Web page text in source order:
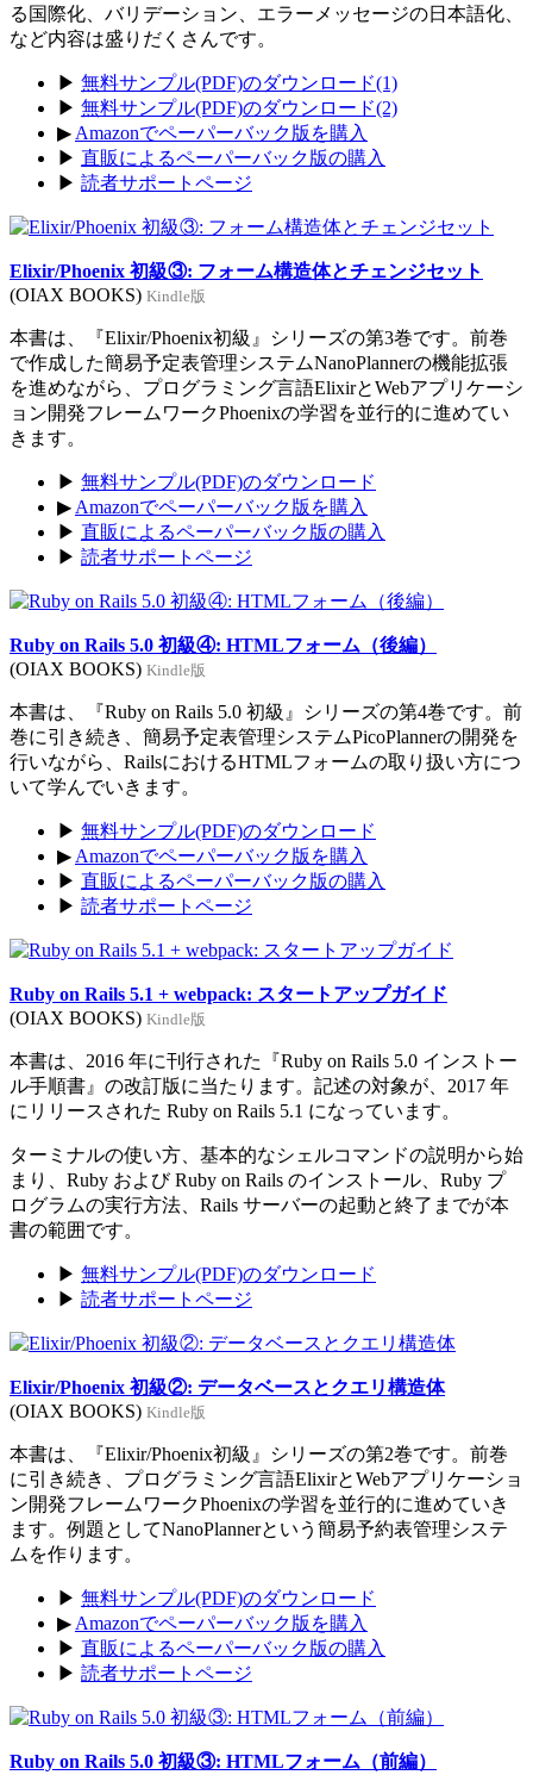
る国際化、バリデーション、エラーメッセージの日本語化、
など内容は盛りだくさんです。
▶ 無料サンプル(PDF)のダウンロード(1)
▶ 無料サンプル(PDF)のダウンロード(2)
▶ Amazonでペーパーバック版を購入
▶ 直販によるペーパーバック版の購入
▶ 読者サポートページ
Elixir/Phoenix 初級③: フォーム構造体とチェンジセット
(OIAX BOOKS) Kindle版
本書は、『Elixir/Phoenix初級』シリーズの第3巻です。前巻
で作成した簡易予定表管理システムNanoPlannerの機能拡張
を進めながら、プログラミング言語ElixirとWebアプリケーシ
ョン開発フレームワークPhoenixの学習を並行的に進めてい
きます。
▶ 無料サンプル(PDF)のダウンロード
▶ Amazonでペーパーバック版を購入
▶ 直販によるペーパーバック版の購入
▶ 読者サポートページ
Ruby on Rails 5.0 初級④: HTMLフォーム（後編）
(OIAX BOOKS) Kindle版
本書は、『Ruby on Rails 5.0 初級』シリーズの第4巻です。前
巻に引き続き、簡易予定表管理システムPicoPlannerの開発を
行いながら、RailsにおけるHTMLフォームの取り扱い方につ
いて学んでいきます。
▶ 無料サンプル(PDF)のダウンロード
▶ Amazonでペーパーバック版を購入
▶ 直販によるペーパーバック版の購入
▶ 読者サポートページ
Ruby on Rails 5.1 + webpack: スタートアップガイド
(OIAX BOOKS) Kindle版
本書は、2016 年に刊行された『Ruby on Rails 5.0 インストー
ル手順書』の改訂版に当たります。記述の対象が、2017 年
にリリースされた Ruby on Rails 5.1 になっています。
ターミナルの使い方、基本的なシェルコマンドの説明から始
まり、Ruby および Ruby on Rails のインストール、Ruby プ
ログラムの実行方法、Rails サーバーの起動と終了までが本
書の範囲です。
▶ 無料サンプル(PDF)のダウンロード
▶ 読者サポートページ
Elixir/Phoenix 初級②: データベースとクエリ構造体
(OIAX BOOKS) Kindle版
本書は、『Elixir/Phoenix初級』シリーズの第2巻です。前巻
に引き続き、プログラミング言語ElixirとWebアプリケーショ
ン開発フレームワークPhoenixの学習を並行的に進めていき
ます。例題としてNanoPlannerという簡易予約表管理システ
ムを作ります。
▶ 無料サンプル(PDF)のダウンロード
▶ Amazonでペーパーバック版を購入
▶ 直販によるペーパーバック版の購入
▶ 読者サポートページ
Ruby on Rails 5.0 初級③: HTMLフォーム（前編）